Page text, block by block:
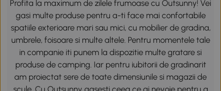
Profita la maximum de zilele frumoase cu Outsunny! Vei
gasi multe produse pentru a-ti face mai confortabile
spatiile exterioare mari sau mici, cu mobilier de gradina,
umbrele, foisoare si multe altele. Pentru momentele tale
in companie iti punem la dispozitie multe gratare si
produse de camping. Iar pentru iubitorii de gradinarit
am proiectat sere de toate dimensiunile si magazii de